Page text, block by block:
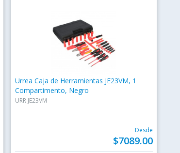
Urrea Caja de Herramientas JE23VM, 1
Compartimento, Negro
URR JE23VM
Desde
$7089.00